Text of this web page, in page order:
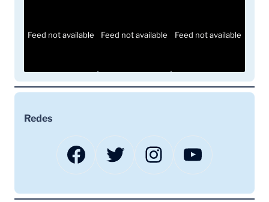
Feed not available Feed not available Feed not available
Redes
Facebook Twitter Instagram YouTube